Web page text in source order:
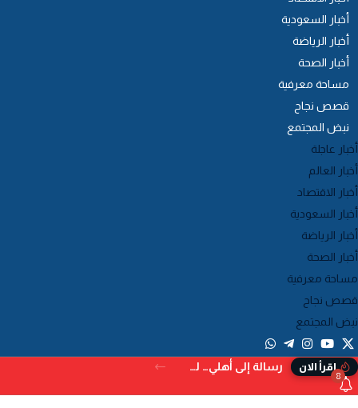
أخبار السعودية
أخبار الرياضة
أخبار الصحة
مساحة معرفية
قصص نجاح
نبض المجتمع
عاجلة
العالم
الاقتصاد
السعودية
الرياضة
الصحة
معرفية
نجاح
المجتمع
إقرأ الان رسالة إلى أهلي… لم تُكتب في الدنيا
8